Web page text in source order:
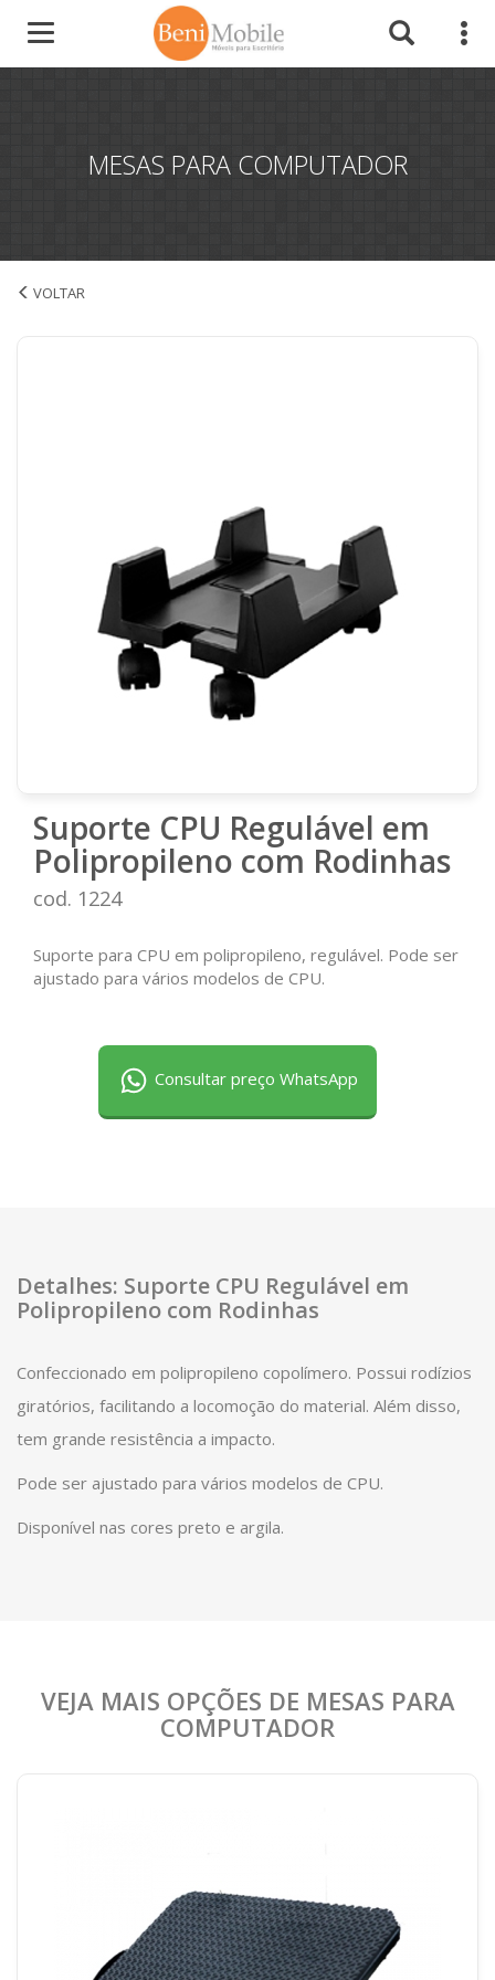
MESAS PARA COMPUTADOR
Mesas para Computador
Suporte CPU Regulável em
Polipropileno com Rodinhas
cod. 1224
Suporte para CPU em polipropileno, regulável. Pode ser
ajustado para vários modelos de CPU.
Consultar preço WhatsApp
Detalhes: Suporte CPU Regulável em
Polipropileno com Rodinhas
Confeccionado em polipropileno copolímero. Possui rodízios
giratórios, facilitando a locomoção do material. Além disso,
tem grande resistência a impacto.
Pode ser ajustado para vários modelos de CPU.
Disponível nas cores preto e argila.
VEJA MAIS OPÇÕES DE MESAS PARA
COMPUTADOR